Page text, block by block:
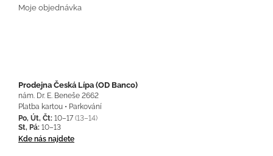
Moje objednávka
Prodejna Česká Lípa (OD Banco)
nám. Dr. E. Beneše 2662
Platba kartou • Parkování
Po, Út, Čt: 10–17 (13–14)
St, Pá: 10–13
Kde nás najdete